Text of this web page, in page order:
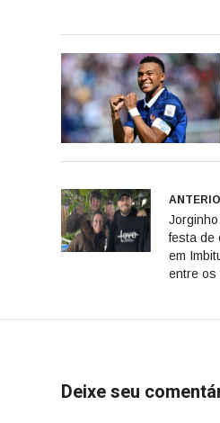
festa de
em
entre os
Deixe seu